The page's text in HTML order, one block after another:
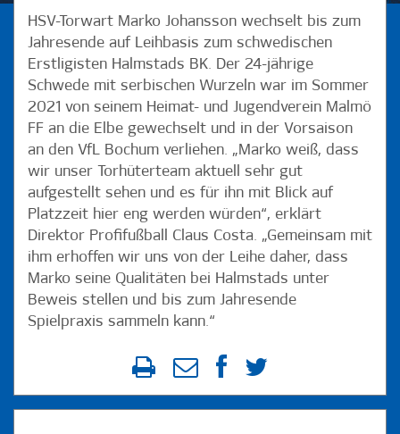
HSV-Torwart Marko Johansson wechselt bis zum
Jahresende auf Leihbasis zum schwedischen
Erstligisten Halmstads BK. Der 24-jährige
Schwede mit serbischen Wurzeln war im Sommer
2021 von seinem Heimat- und Jugendverein Malmö
FF an die Elbe gewechselt und in der Vorsaison
an den VfL Bochum verliehen. „Marko weiß, dass
wir unser Torhüterteam aktuell sehr gut
aufgestellt sehen und es für ihn mit Blick auf
Platzzeit hier eng werden würden“, erklärt
Direktor Profifußball Claus Costa. „Gemeinsam mit
ihm erhoffen wir uns von der Leihe daher, dass
Marko seine Qualitäten bei Halmstads unter
Beweis stellen und bis zum Jahresende
Spielpraxis sammeln kann.“